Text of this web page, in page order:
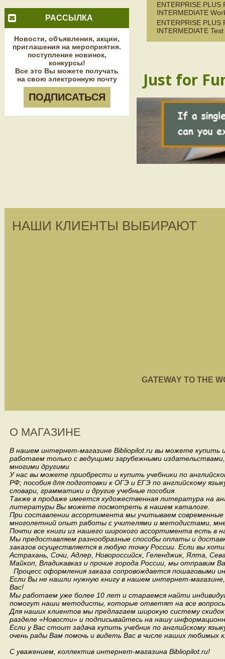
РАССЫЛКА
Новости, объявления, акции,
приглашения на мероприятия.
поступление новинок,
конкурсы!
Все это Вы можете получать
на свою электронную почту
ПОДПИСАТЬСЯ
ENTERPRISE PLUS
INTERMEDIATE
ENTERPRISE PLUS
INTERMEDIATE
Just for
НАШИ КЛИЕНТЫ ВЫБИРАЮТ
GATEWAY TO THE
О МАГАЗИНЕ
В нашем интернет-магазине Bibliopilot.ru вы можете купить
работаем только с ведущими зарубежными издательствами,
многими другими
У нас вы можете приобрести и купить учебники по
РФ; пособия для подготовки к ОГЭ и ЕГЭ по английскому
словари, грамматики и другие учебные пособия.
Также в продаже имеется художественная литература на
литературы Вы можете посмотреть в нашем каталоге.
При составлении ассортимента мы учитываем
многолетний опыт работы с учителями и методистами,
Почти все книги из нашего широкого ассортимента есть в
Мы предоставляем разнообразные способы оплаты и
заказов осуществляется в любую точку России. Если вы
Астрахань, Сочи, Адлер, Новороссийск, Геленджик, Ялта,
Майкоп, Владикавказ и прочие города России, мы отправим
Процесс оформления заказа сопровождается пошаговыми
Если Вы не нашли нужную книгу в нашем интернет-
Вас!
Мы работаем уже более 10 лет и стараемся найти
помогут наши методисты, которые ответят на все
Для наших клиентов мы предлагаем широкую систему
разделе «Новости» и подписывайтесь на нашу
Если у Вас стоит задача купить учебник по английскому
очень рады Вам помочь и видеть Вас в числе наших любимых
С уважением, коллектив интернет-магазина Bibliopilot.ru!